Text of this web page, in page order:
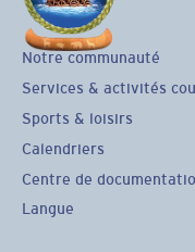
Notre communauté
Services & activités
Sports & loisirs
Calendriers
Centre de
Langue